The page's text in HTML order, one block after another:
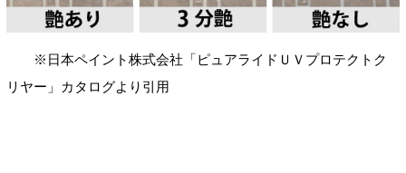
※日本ペイント株式会社「ピュアライドＵＶプロテクトク
リヤー」カタログより引用